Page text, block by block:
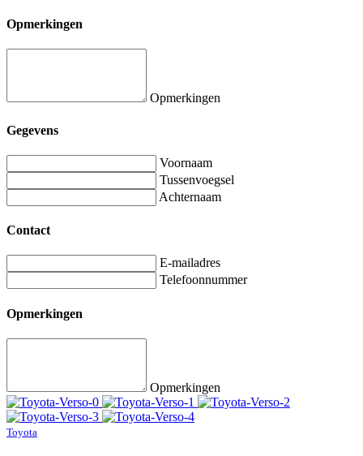
Opmerkingen
Opmerkingen
Gegevens
Voornaam
Tussenvoegsel
Achternaam
Contact
E-mailadres
Telefoonnummer
Opmerkingen
Opmerkingen
Toyota